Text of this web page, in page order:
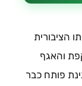
הציבורית
והאגף
פותח כבר